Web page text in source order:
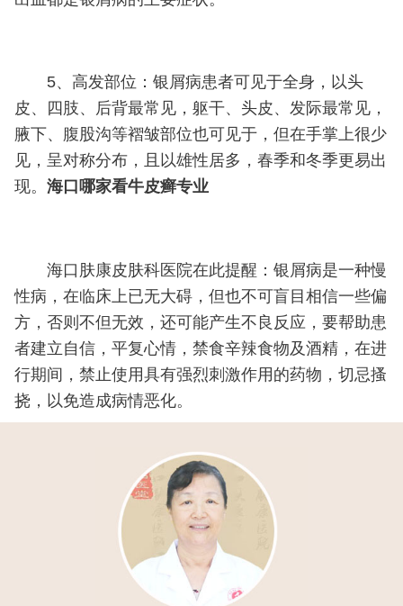
5、高发部位：银屑病患者可见于全身，以头
皮、四肢、后背最常见，躯干、头皮、发际最常见，
腋下、腹股沟等褶皱部位也可见于，但在手掌上很少
见，呈对称分布，且以雄性居多，春季和冬季更易出
现。 海口哪家看牛皮癣专业
海口肤康皮肤科医院在此提醒：银屑病是一种慢
性病，在临床上已无大碍，但也不可盲目相信一些偏
方，否则不但无效，还可能产生不良反应，要帮助患
者建立自信，平复心情，禁食辛辣食物及酒精，在进
行期间，禁止使用具有强烈刺激作用的药物，切忌搔
挠，以免造成病情恶化。